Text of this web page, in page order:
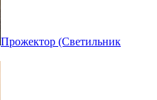
Прожектор (Светильник